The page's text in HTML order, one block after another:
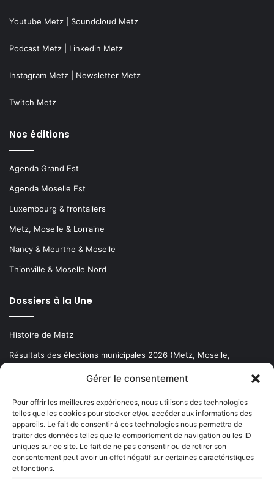
Gérer le consentement
Pour offrir les meilleures expériences, nous utilisons des technologies
telles que les cookies pour stocker et/ou accéder aux informations des
appareils. Le fait de consentir à ces technologies nous permettra de
traiter des données telles que le comportement de navigation ou les ID
uniques sur ce site. Le fait de ne pas consentir ou de retirer son
consentement peut avoir un effet négatif sur certaines caractéristiques
et fonctions.
Youtube Metz Soundcloud Metz
Podcast Metz Linkedin Metz
Instagram Metz Newsletter Metz
Twitch Metz
Nos éditions
Agenda Grand Est
Agenda Moselle Est
Luxembourg & frontaliers
Metz, Moselle & Lorraine
Nancy & Meurthe & Moselle
Thionville & Moselle Nord
Dossiers à la Une
Histoire de Metz
Résultats des élections municipales 2026 (Metz, Moselle,
Newsletter gratuite